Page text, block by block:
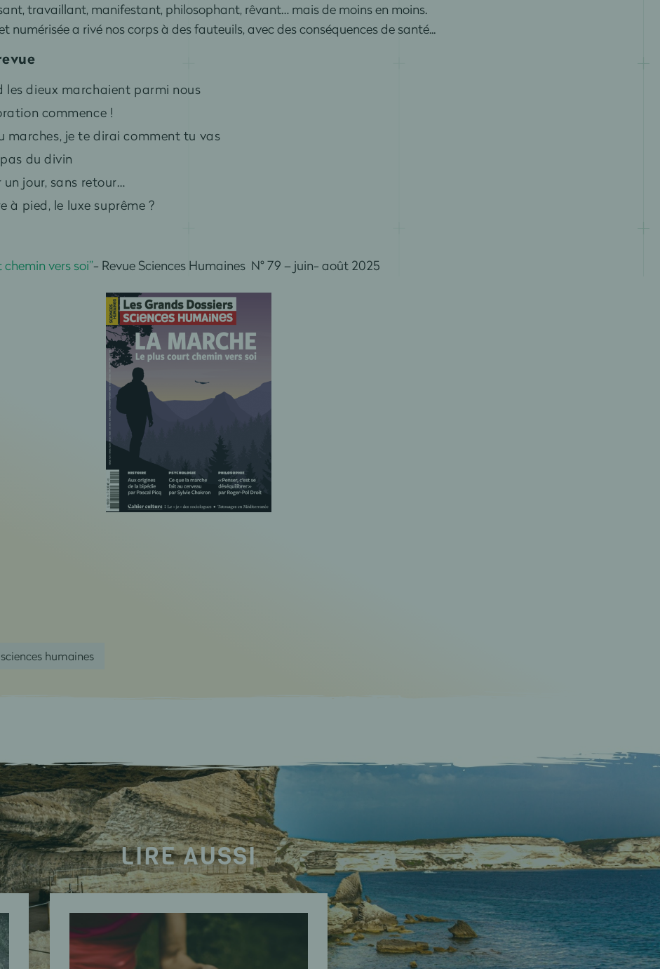
travaillant, manifestant, philosophant, rêvant… mais de moins en moins.
numérisée a rivé nos corps à des fauteuils, avec des conséquences de santé...
les dieux marchaient parmi nous
commence !
marches, je te dirai comment tu vas
du divin
jour, sans retour…
à pied, le luxe suprême ?
vers soi”- Revue Sciences Humaines N° 79 – juin- août 2025
sciences humaines
LIRE AUSSI